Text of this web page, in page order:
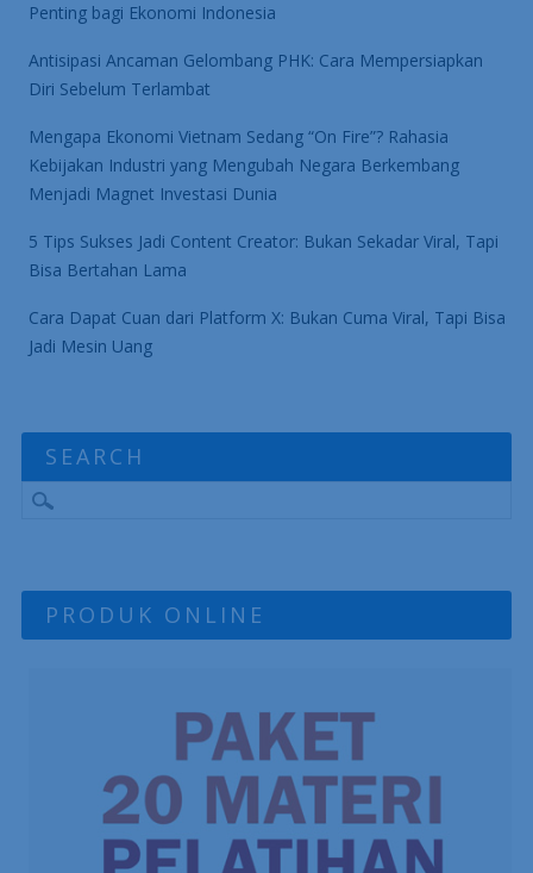
Penting bagi Ekonomi Indonesia
Antisipasi Ancaman Gelombang PHK: Cara Mempersiapkan
Diri Sebelum Terlambat
Mengapa Ekonomi Vietnam Sedang “On Fire”? Rahasia
Kebijakan Industri yang Mengubah Negara Berkembang
Menjadi Magnet Investasi Dunia
5 Tips Sukses Jadi Content Creator: Bukan Sekadar Viral, Tapi
Bisa Bertahan Lama
Cara Dapat Cuan dari Platform X: Bukan Cuma Viral, Tapi Bisa
Jadi Mesin Uang
SEARCH
PRODUK ONLINE